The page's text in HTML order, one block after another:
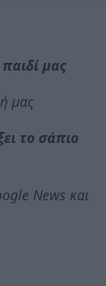
μας
μας
το σάπιο
News και